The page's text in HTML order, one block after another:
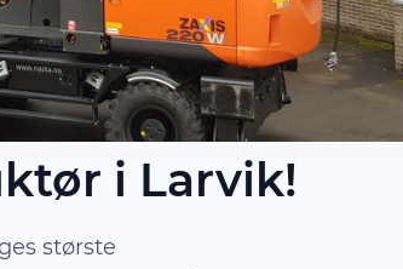
i Larvik!
største